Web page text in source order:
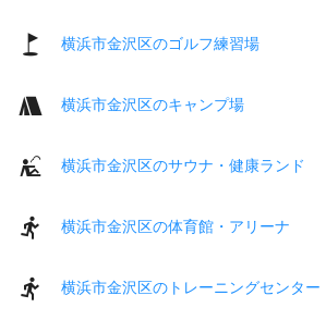
横浜市金沢区のゴルフ練習場
横浜市金沢区のキャンプ場
横浜市金沢区のサウナ・健康ランド
横浜市金沢区の体育館・アリーナ
横浜市金沢区のトレーニングセンター